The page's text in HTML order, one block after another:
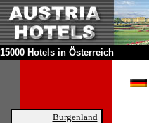
15000 Hotels in Österreich
Burgenland